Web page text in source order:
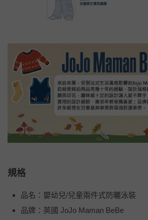
規格
品名：嬰幼兒/兒童兩件式防曬泳裝
品牌：英國 JoJo Maman BeBe